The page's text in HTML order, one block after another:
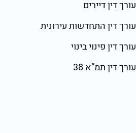
עורך דין דיירים
עורך דין התחדשות עירונית
עורך דין פינוי בינוי
עורך דין תמ”א 38